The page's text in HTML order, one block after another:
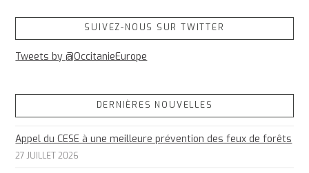
SUIVEZ-NOUS SUR TWITTER
Tweets by @OccitanieEurope
DERNIÈRES NOUVELLES
Appel du CESE à une meilleure prévention des feux de forêts
27 JUILLET 2026